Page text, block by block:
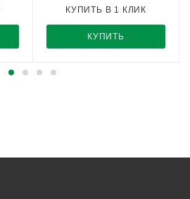
КУПИТЬ
КУПИТЬ В 1 КЛИК